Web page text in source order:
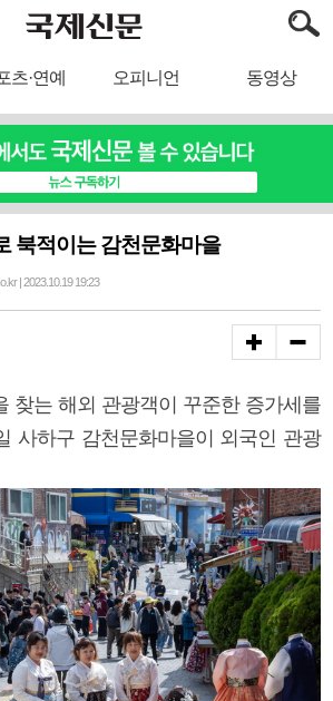
츠·연예 오피니언 동영상
북적이는 감천문화마을
| 2023.10.19 19:23
찾는 해외 관광객이 꾸준한 증가세를
사하구 감천문화마을이 외국인 관광